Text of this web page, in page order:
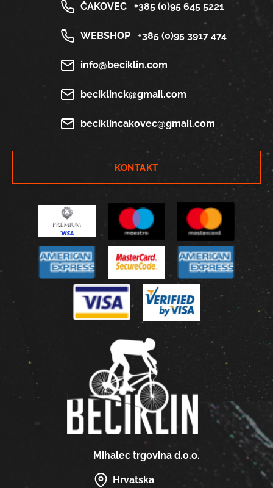
Mihalec trgovina d.o.o.
Hrvatska
ČAKOVEC +385 (0)95 645 5221
WEBSHOP +385 (0)95 3917 474
info@beciklin.com
beciklinck@gmail.com
beciklincakovec@gmail.com
KONTAKT